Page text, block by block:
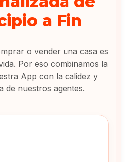
a Fin
o vender una casa es
Por eso combinamos la
App con la calidez y
de nuestros agentes.